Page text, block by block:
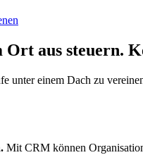
Ort aus steuern.
unter einem Dach zu
. Mit CRM können